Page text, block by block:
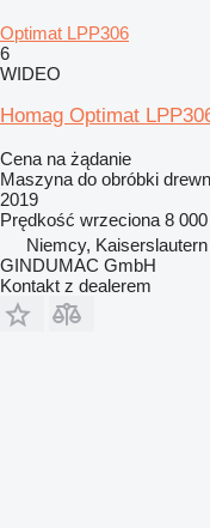
Optimat LPP306
6
WIDEO
Homag Optimat
Cena na żądanie
Maszyna do obróbki
2019
Prędkość wrzeciona 8
Niemcy, Kaiserslautern
GINDUMAC GmbH
Kontakt z dealerem